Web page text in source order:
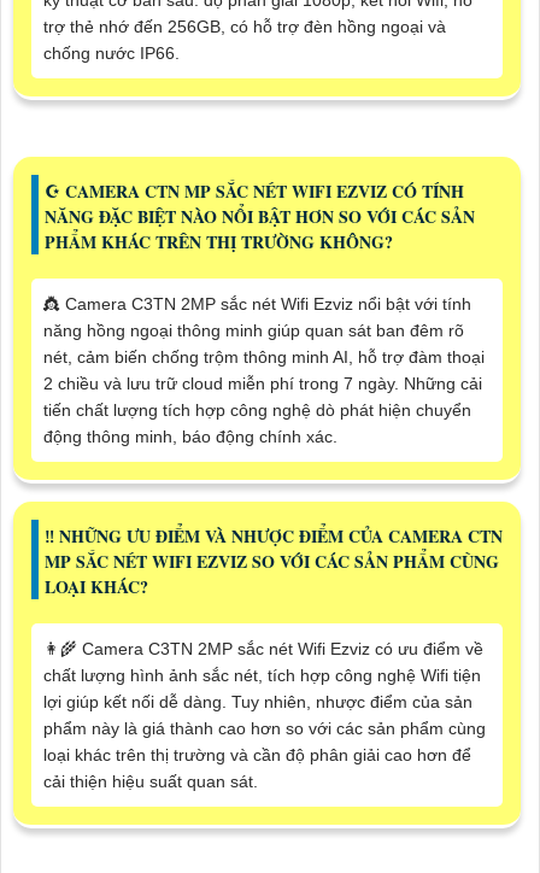
trợ thẻ nhớ đến 256GB, có hỗ trợ đèn hồng ngoại và
chống nước IP66.
☪ CAMERA CTN MP SẮC NÉT WIFI EZVIZ CÓ TÍNH
NĂNG ĐẶC BIỆT NÀO NỔI BẬT HƠN SO VỚI CÁC SẢN
PHẨM KHÁC TRÊN THỊ TRƯỜNG KHÔNG?
👸 Camera C3TN 2MP sắc nét Wifi Ezviz nổi bật với tính
năng hồng ngoại thông minh giúp quan sát ban đêm rõ
nét, cảm biến chống trộm thông minh AI, hỗ trợ đàm thoại
2 chiều và lưu trữ cloud miễn phí trong 7 ngày. Những cải
tiến chất lượng tích hợp công nghệ dò phát hiện chuyển
động thông minh, báo động chính xác.
‼️ NHỮNG ƯU ĐIỂM VÀ NHƯỢC ĐIỂM CỦA CAMERA CTN
MP SẮC NÉT WIFI EZVIZ SO VỚI CÁC SẢN PHẨM CÙNG
LOẠI KHÁC?
👩‍🌾 Camera C3TN 2MP sắc nét Wifi Ezviz có ưu điểm về
chất lượng hình ảnh sắc nét, tích hợp công nghệ Wifi tiện
lợi giúp kết nối dễ dàng. Tuy nhiên, nhược điểm của sản
phẩm này là giá thành cao hơn so với các sản phẩm cùng
loại khác trên thị trường và cần độ phân giải cao hơn để
cải thiện hiệu suất quan sát.